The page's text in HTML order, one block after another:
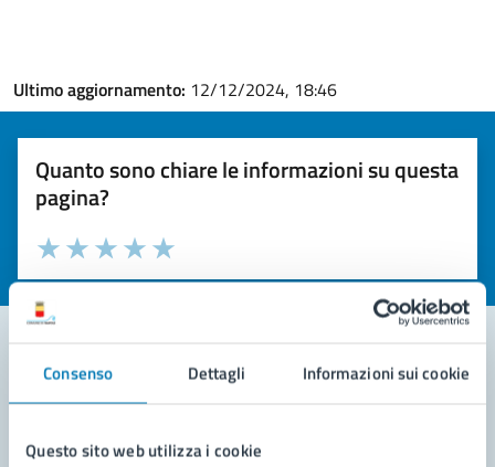
Consenso Dettagli Informazioni sui cookie
Questo sito web utilizza i cookie
Ultimo aggiornamento: 12/12/2024, 18:46
Quanto sono chiare le informazioni su questa
pagina?
Valuta la chiarezza delle informazioni (da 1 a 5 stelle)
Seleziona il numero di stelle per valutare la chiarezza delle
Valuta 5 stelle su 5
Valuta 4 stelle su 5
Valuta 3 stelle su 5
Valuta 2 stelle su 5
Valuta 1 stelle su 5
Contatta il comune
Leggi le domande frequenti